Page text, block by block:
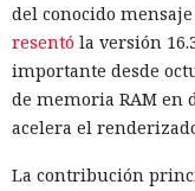
del conocido mensaje
resentó la versión
importante desde
de memoria RAM en
acelera el
La contribución